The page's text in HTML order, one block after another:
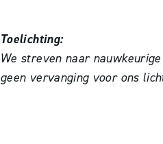
Toelichting:
We streven naar
geen vervanging voor ons